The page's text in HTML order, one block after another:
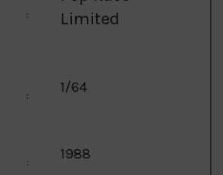
:
Limited
: 1/64
: 1988